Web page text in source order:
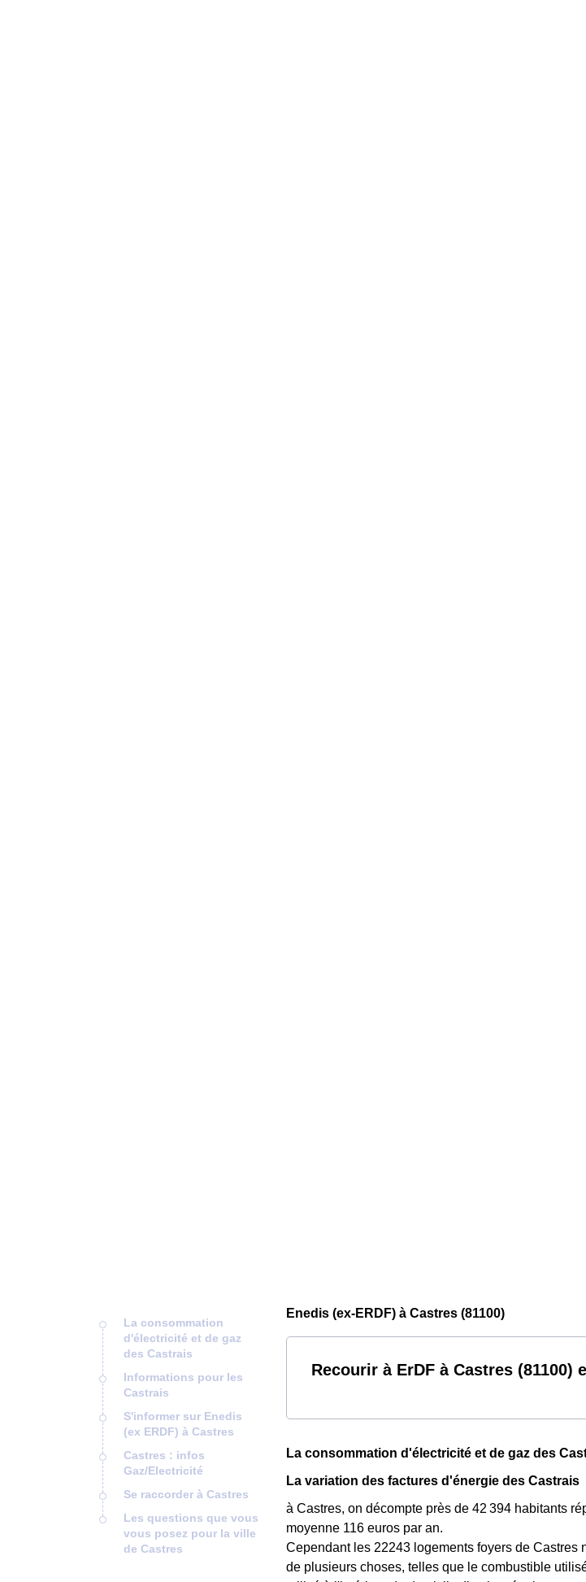
La consommation
d'électricité et de gaz
des Castrais
Informations pour les
Castrais
S'informer sur Enedis
(ex ERDF) à Castres
Castres : infos
Gaz/Electricité
Se raccorder à Castres
Les questions que vous
vous posez pour la ville
de Castres
Enedis (ex-ERDF) à Castres (81100)
Recourir à ErDF à Castres (81100)
La consommation d'électricité et de gaz des
La variation des factures d'énergie des Castrais
à Castres, on décompte près de 42 394 habitants
moyenne 116 euros par an.
Cependant les 22243 logements foyers de Castres
de plusieurs choses, telles que le combustible